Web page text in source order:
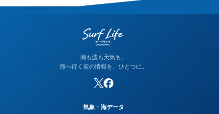
潮も波も天気も。
海へ行く前の情報を、ひとつに。
気象・海データ